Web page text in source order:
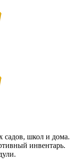
садов, школ и дома.
инвентарь.